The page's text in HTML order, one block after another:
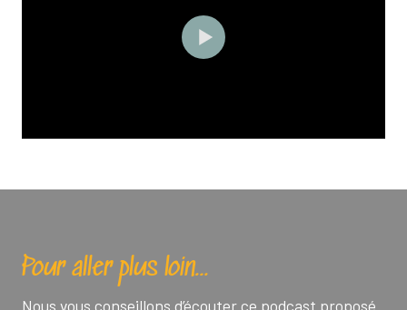
Pour aller plus loin…
Nous vous conseillons d’écouter ce podcast proposé